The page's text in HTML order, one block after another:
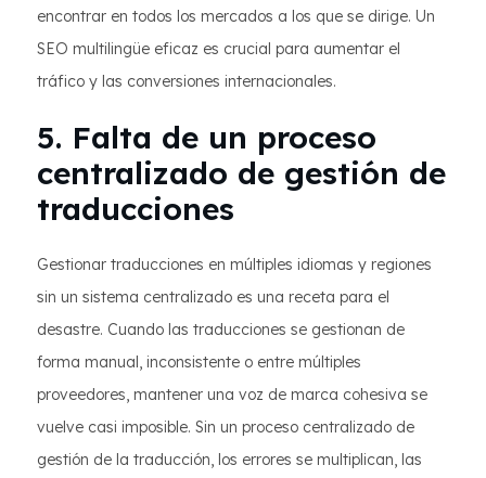
encontrar en todos los mercados a los que se dirige. Un
SEO multilingüe eficaz es crucial para aumentar el
tráfico y las conversiones internacionales.
5. Falta de un proceso
centralizado de gestión de
traducciones
Gestionar traducciones en múltiples idiomas y regiones
sin un sistema centralizado es una receta para el
desastre. Cuando las traducciones se gestionan de
forma manual, inconsistente o entre múltiples
proveedores, mantener una voz de marca cohesiva se
vuelve casi imposible. Sin un proceso centralizado de
gestión de la traducción, los errores se multiplican, las